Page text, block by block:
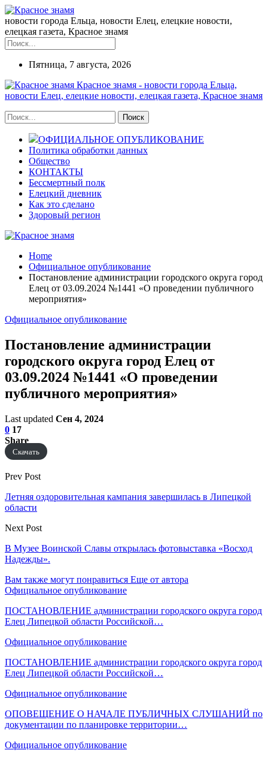
новости города Ельца, новости Елец, елецкие новости,
елецкая газета, Красное знамя
Пятница, 7 августа, 2026
Красное знамя - новости города Ельца,
новости Елец, елецкие новости, елецкая газета, Красное знамя
ОФИЦИАЛЬНОЕ ОПУБЛИКОВАНИЕ
Политика обработки данных
Общество
КОНТАКТЫ
Бессмертный полк
Елецкий дневник
Как это сделано
Здоровый регион
Home
Официальное опубликование
Постановление администрации городского округа город
Елец от 03.09.2024 №1441 «О проведении публичного
мероприятия»
Официальное опубликование
Постановление администрации
городского округа город Елец от
03.09.2024 №1441 «О проведении
публичного мероприятия»
Last updated Сен 4, 2024
0 17
Share
Скачать
Prev Post
Летняя оздоровительная кампания завершилась в Липецкой
области
Next Post
В Музее Воинской Славы открылась фотовыставка «Восход
Надежды».
Вам также могут понравиться Еще от автора
Официальное опубликование
ПОСТАНОВЛЕНИЕ администрации городского округа город
Елец Липецкой области Российской…
Официальное опубликование
ПОСТАНОВЛЕНИЕ администрации городского округа город
Елец Липецкой области Российской…
Официальное опубликование
ОПОВЕЩЕНИЕ О НАЧАЛЕ ПУБЛИЧНЫХ СЛУШАНИЙ по
документации по планировке территории…
Официальное опубликование